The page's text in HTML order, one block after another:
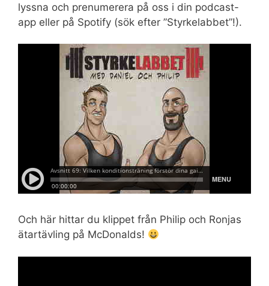
lyssna och prenumerera på oss i din podcast-
app eller på Spotify (sök efter ”Styrkelabbet”!).
Och här hittar du klippet från Philip och Ronjas
ätartävling på McDonalds!